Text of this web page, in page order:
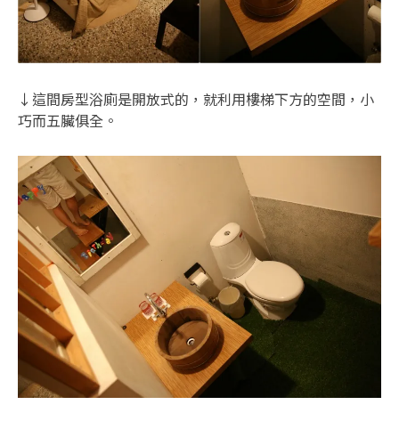
↓這間房型浴廁是開放式的，就利用樓梯下方的空間，小
巧而五臟俱全。